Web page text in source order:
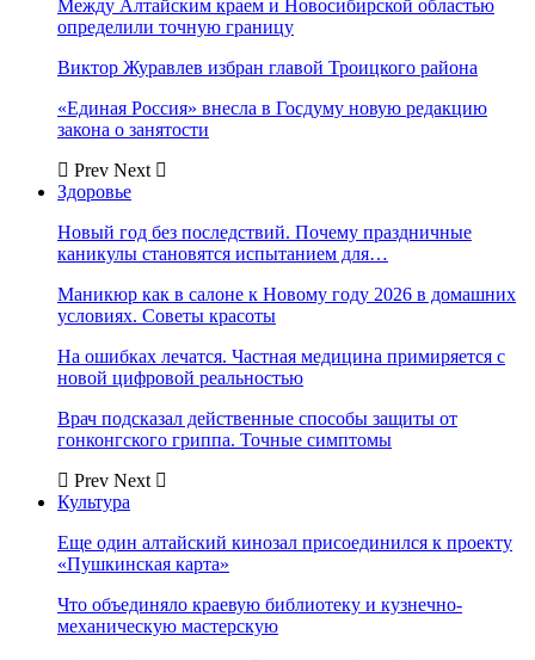
Между Алтайским краем и Новосибирской областью
определили точную границу
Виктор Журавлев избран главой Троицкого района
«Единая Россия» внесла в Госдуму новую редакцию
закона о занятости
Prev Next
Здоровье
Новый год без последствий. Почему праздничные
каникулы становятся испытанием для…
Маникюр как в салоне к Новому году 2026 в домашних
условиях. Советы красоты
На ошибках лечатся. Частная медицина примиряется с
новой цифровой реальностью
Врач подсказал действенные способы защиты от
гонконгского гриппа. Точные симптомы
Prev Next
Культура
Еще один алтайский кинозал присоединился к проекту
«Пушкинская карта»
Что объединяло краевую библиотеку и кузнечно-
механическую мастерскую